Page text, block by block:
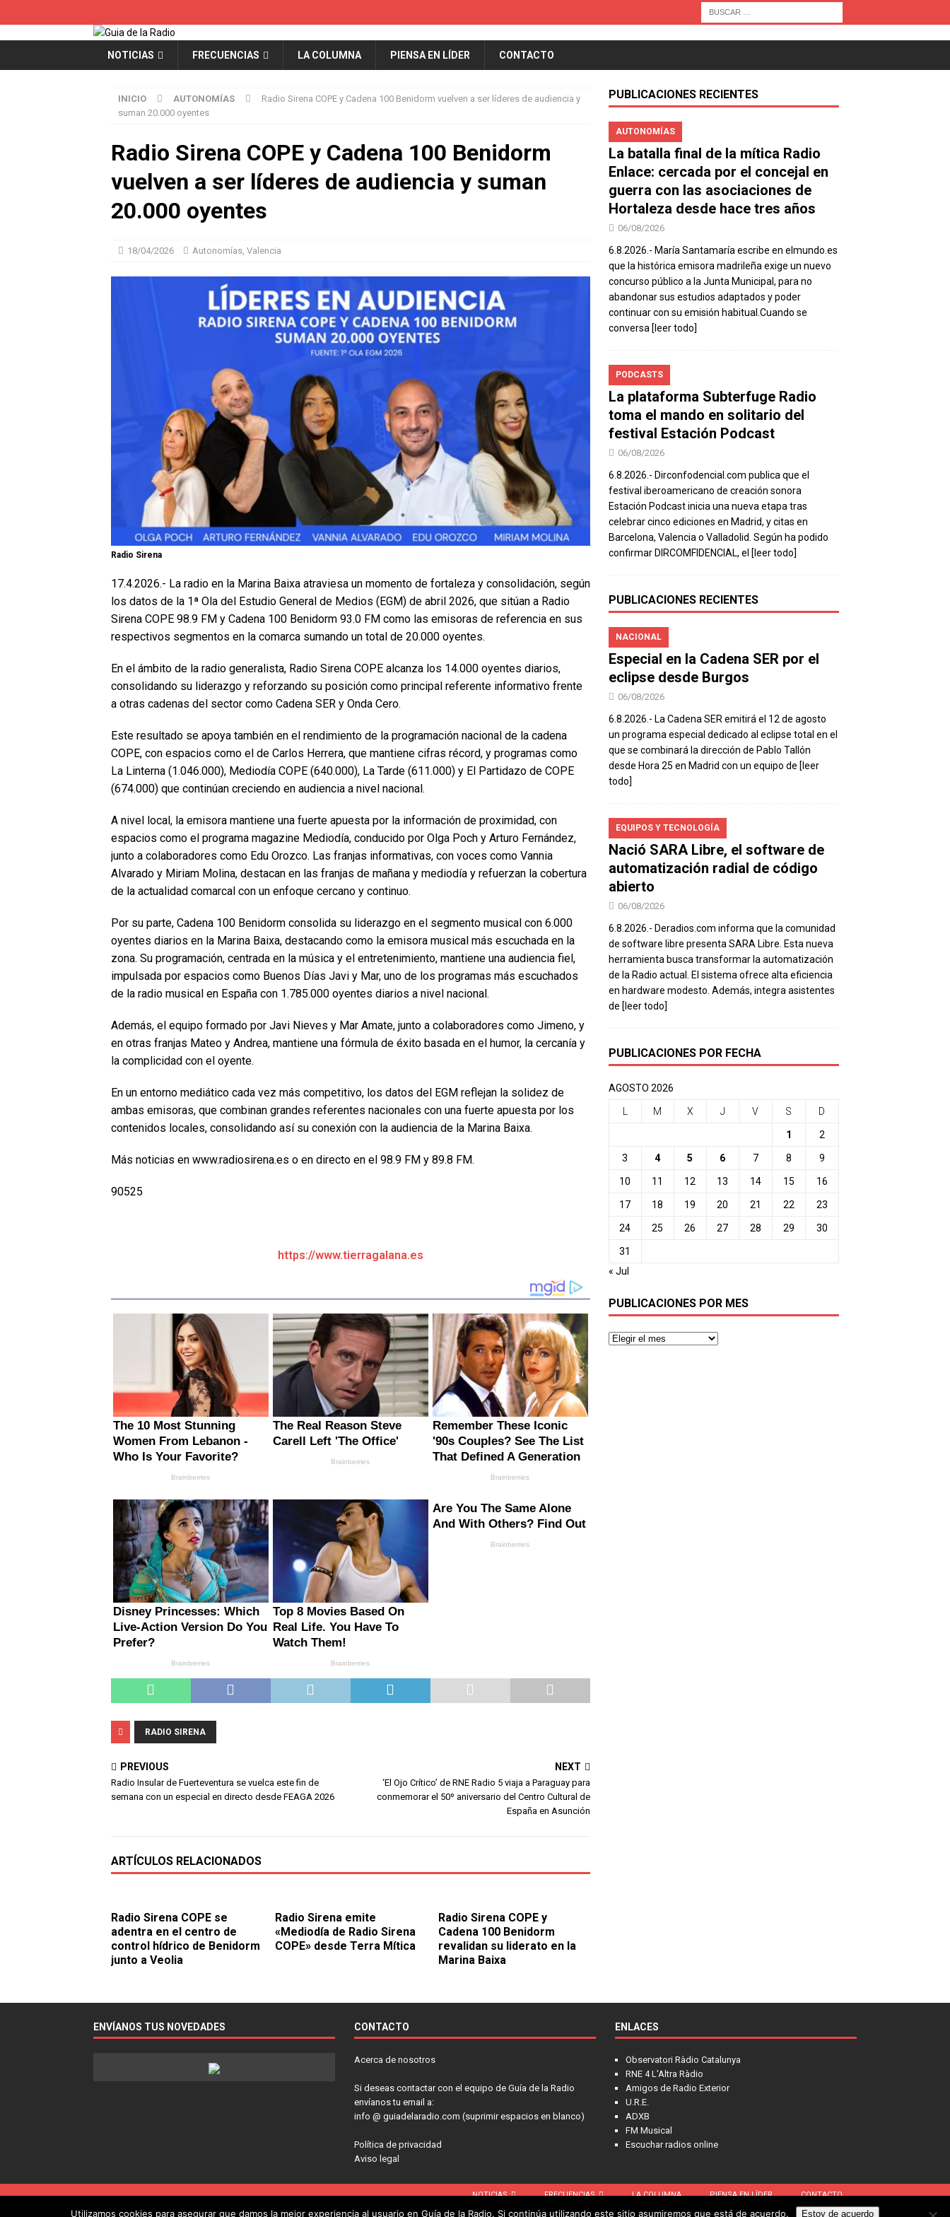
NOTICIAS FRECUENCIAS LA COLUMNA PIENSA EN LÍDER CONTACTO
INICIO AUTONOMÍAS
Radio Sirena COPE y Cadena 100 Benidorm vuelven a ser líderes de audiencia y
suman 20.000 oyentes
Radio Sirena COPE y Cadena 100 Benidorm
vuelven a ser líderes de audiencia y suman
20.000 oyentes
18/04/2026 Autonomías, Valencia
Radio Sirena
17.4.2026.- La radio en la Marina Baixa atraviesa un momento de fortaleza y consolidación, según
los datos de la 1ª Ola del Estudio General de Medios (EGM) de abril 2026, que sitúan a Radio
Sirena COPE 98.9 FM y Cadena 100 Benidorm 93.0 FM como las emisoras de referencia en sus
respectivos segmentos en la comarca sumando un total de 20.000 oyentes.
En el ámbito de la radio generalista, Radio Sirena COPE alcanza los 14.000 oyentes diarios,
consolidando su liderazgo y reforzando su posición como principal referente informativo frente
a otras cadenas del sector como Cadena SER y Onda Cero.
Este resultado se apoya también en el rendimiento de la programación nacional de la cadena
COPE, con espacios como el de Carlos Herrera, que mantiene cifras récord, y programas como
La Linterna (1.046.000), Mediodía COPE (640.000), La Tarde (611.000) y El Partidazo de COPE
(674.000) que continúan creciendo en audiencia a nivel nacional.
A nivel local, la emisora mantiene una fuerte apuesta por la información de proximidad, con
espacios como el programa magazine Mediodía, conducido por Olga Poch y Arturo Fernández,
junto a colaboradores como Edu Orozco. Las franjas informativas, con voces como Vannia
Alvarado y Miriam Molina, destacan en las franjas de mañana y mediodía y refuerzan la cobertura
de la actualidad comarcal con un enfoque cercano y continuo.
Por su parte, Cadena 100 Benidorm consolida su liderazgo en el segmento musical con 6.000
oyentes diarios en la Marina Baixa, destacando como la emisora musical más escuchada en la
zona. Su programación, centrada en la música y el entretenimiento, mantiene una audiencia fiel,
impulsada por espacios como Buenos Días Javi y Mar, uno de los programas más escuchados
de la radio musical en España con 1.785.000 oyentes diarios a nivel nacional.
Además, el equipo formado por Javi Nieves y Mar Amate, junto a colaboradores como Jimeno, y
en otras franjas Mateo y Andrea, mantiene una fórmula de éxito basada en el humor, la cercanía y
la complicidad con el oyente.
En un entorno mediático cada vez más competitivo, los datos del EGM reflejan la solidez de
ambas emisoras, que combinan grandes referentes nacionales con una fuerte apuesta por los
contenidos locales, consolidando así su conexión con la audiencia de la Marina Baixa.
Más noticias en www.radiosirena.es o en directo en el 98.9 FM y 89.8 FM.
90525
https://www.tierragalana.es
RADIO SIRENA
PREVIOUS
Radio Insular de Fuerteventura se vuelca este fin de
semana con un especial en directo desde FEAGA 2026
NEXT
‘El Ojo Crítico’ de RNE Radio 5 viaja a Paraguay para
conmemorar el 50º aniversario del Centro Cultural de
España en Asunción
ARTÍCULOS RELACIONADOS
Radio Sirena COPE se
adentra en el centro de
control hídrico de Benidorm
junto a Veolia
Radio Sirena emite
«Mediodía de Radio Sirena
COPE» desde Terra Mítica
Radio Sirena COPE y
Cadena 100 Benidorm
revalidan su liderato en la
Marina Baixa
PUBLICACIONES RECIENTES
AUTONOMÍAS
La batalla final de la mítica Radio
Enlace: cercada por el concejal en
guerra con las asociaciones de
Hortaleza desde hace tres años
06/08/2026
6.8.2026.- María Santamaría escribe en elmundo.es
que la histórica emisora madrileña exige un nuevo
concurso público a la Junta Municipal, para no
abandonar sus estudios adaptados y poder
continuar con su emisión habitual.Cuando se
conversa [leer todo]
PODCASTS
La plataforma Subterfuge Radio
toma el mando en solitario del
festival Estación Podcast
06/08/2026
6.8.2026.- Dirconfodencial.com publica que el
festival iberoamericano de creación sonora
Estación Podcast inicia una nueva etapa tras
celebrar cinco ediciones en Madrid, y citas en
Barcelona, Valencia o Valladolid. Según ha podido
confirmar DIRCOMFIDENCIAL, el [leer todo]
PUBLICACIONES RECIENTES
NACIONAL
Especial en la Cadena SER por el
eclipse desde Burgos
06/08/2026
6.8.2026.- La Cadena SER emitirá el 12 de agosto
un programa especial dedicado al eclipse total en el
que se combinará la dirección de Pablo Tallón
desde Hora 25 en Madrid con un equipo de [leer
todo]
EQUIPOS Y TECNOLOGÍA
Nació SARA Libre, el software de
automatización radial de código
abierto
06/08/2026
6.8.2026.- Deradios.com informa que la comunidad
de software libre presenta SARA Libre. Esta nueva
herramienta busca transformar la automatización
de la Radio actual. El sistema ofrece alta eficiencia
en hardware modesto. Además, integra asistentes
de [leer todo]
PUBLICACIONES POR FECHA
AGOSTO 2026
M X J V S D
1 2
3 4 5 6 7 8 9
10 11 12 13 14 15 16
17 18 19 20 21 22 23
24 25 26 27 28 29 30
31
« Jul
PUBLICACIONES POR MES
ENVÍANOS TUS NOVEDADES CONTACTO
Acerca de nosotros
Si deseas contactar con el equipo de Guía de la Radio
envíanos tu email a:
info @ guiadelaradio.com (suprimir espacios en blanco)
Política de privacidad
Aviso legal
ENLACES
Observatori Ràdio Catalunya
RNE 4 L'Altra Ràdio
Amigos de Radio Exterior
U.R.E.
ADXB
FM Musical
Escuchar radios online
NOTICIAS FRECUENCIAS LA COLUMNA PIENSA EN LÍDER CONTACTO
Utilizamos cookies para asegurar que damos la mejor experiencia al usuario en Guía de la Radio. Si continúa utilizando este sitio asumiremos que está de acuerdo. Estoy de acuerdo